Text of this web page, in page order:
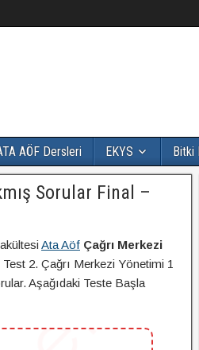
AÖF Dersleri EKYS Bitki
Sorular Final –
Ata Aöf Çağrı Merkezi
2. Çağrı Merkezi Yönetimi 1
Aşağıdaki Teste Başla